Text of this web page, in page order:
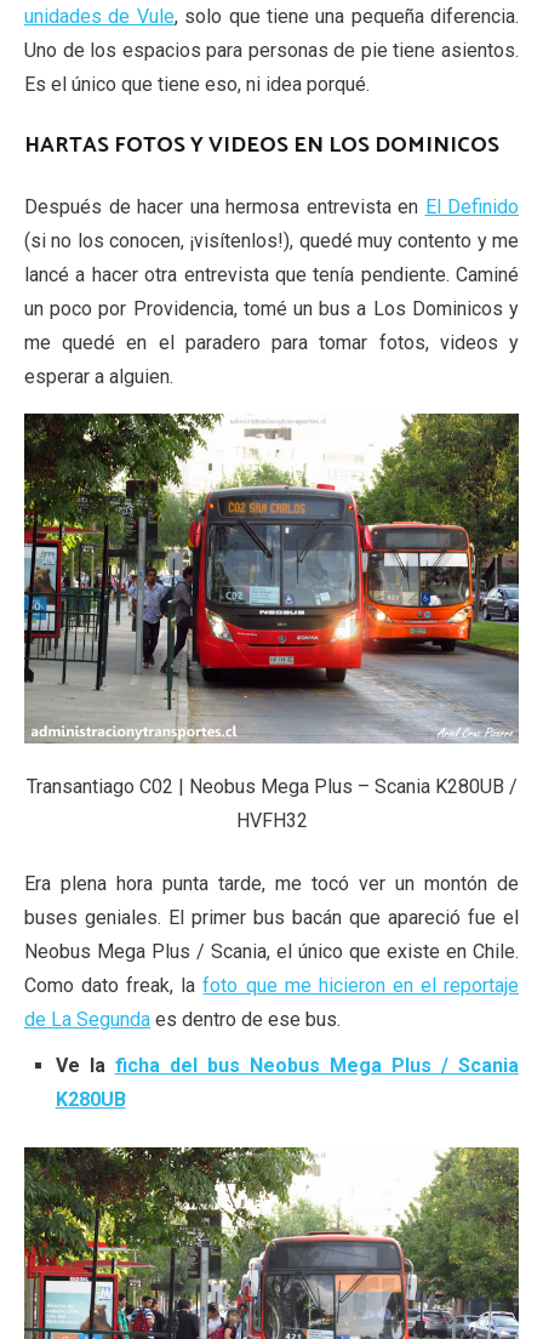
unidades de Vule, solo que tiene una pequeña diferencia.
Uno de los espacios para personas de pie tiene asientos.
Es el único que tiene eso, ni idea porqué.
HARTAS FOTOS Y VIDEOS EN LOS DOMINICOS
Después de hacer una hermosa entrevista en El Definido
(si no los conocen, ¡visítenlos!), quedé muy contento y me
lancé a hacer otra entrevista que tenía pendiente. Caminé
un poco por Providencia, tomé un bus a Los Dominicos y
me quedé en el paradero para tomar fotos, videos y
esperar a alguien.
Transantiago C02 | Neobus Mega Plus – Scania K280UB /
HVFH32
Era plena hora punta tarde, me tocó ver un montón de
buses geniales. El primer bus bacán que apareció fue el
Neobus Mega Plus / Scania, el único que existe en Chile.
Como dato freak, lafoto que me hicieron en el reportaje
de La Segunda es dentro de ese bus.
Ve la ficha del bus Neobus Mega Plus / Scania
K280UB